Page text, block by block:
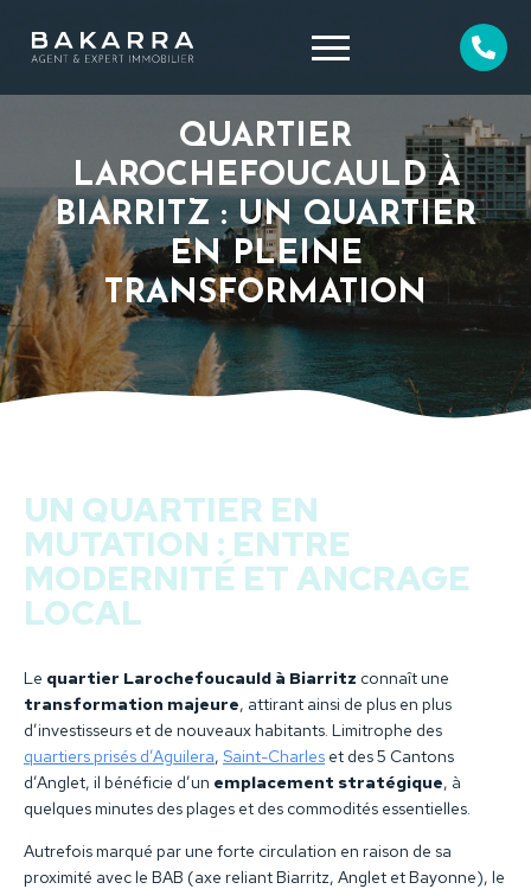
QUARTIER
LAROCHEFOUCAULD À
BIARRITZ : UN QUARTIER
EN PLEINE
TRANSFORMATION
UN QUARTIER EN
MUTATION : ENTRE
MODERNITÉ ET ANCRAGE
LOCAL
Le quartier Larochefoucauld à Biarritz connaît une
transformation majeure, attirant ainsi de plus en plus
d’investisseurs et de nouveaux habitants. Limitrophe des
quartiers prisés d’Aguilera, Saint-Charles et des 5 Cantons
d’Anglet, il bénéficie d’un emplacement stratégique, à
quelques minutes des plages et des commodités essentielles.
Autrefois marqué par une forte circulation en raison de sa
proximité avec le BAB (axe reliant Biarritz, Anglet et Bayonne), le